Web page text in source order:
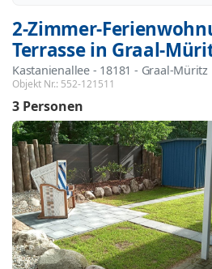
2-Zimmer-
Terrasse in Graal-
Kastanienallee - 18181 - Graal-Müritz
Objekt Nr.: 552-121511
3 Personen